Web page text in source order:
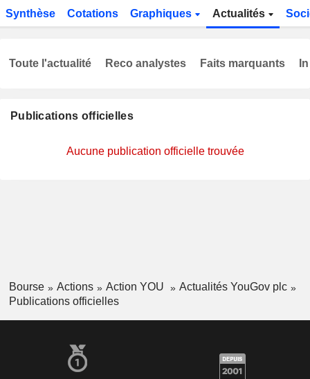
Synthèse Cotations Graphiques Actualités
Publications officielles
Aucune publication officielle trouvée
Toute l'actualité Reco analystes Faits marquants
Bourse Actions Action YOU
Actualités YouGov plc
Publications officielles